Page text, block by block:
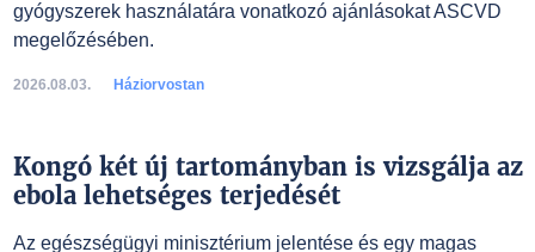
gyógyszerek használatára vonatkozó ajánlásokat ASCVD
megelőzésében.
2026.08.03. Háziorvostan
Kongó két új tartományban is vizsgálja az
ebola lehetséges terjedését
Az egészségügyi minisztérium jelentése és egy magas